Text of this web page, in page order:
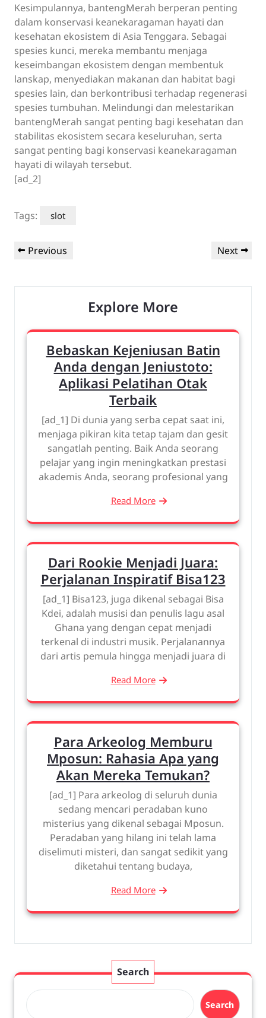
Kesimpulannya, bantengMerah berperan penting
dalam konservasi keanekaragaman hayati dan
kesehatan ekosistem di Asia Tenggara. Sebagai
spesies kunci, mereka membantu menjaga
keseimbangan ekosistem dengan membentuk
lanskap, menyediakan makanan dan habitat bagi
spesies lain, dan berkontribusi terhadap regenerasi
spesies tumbuhan. Melindungi dan melestarikan
bantengMerah sangat penting bagi kesehatan dan
stabilitas ekosistem secara keseluruhan, serta
sangat penting bagi konservasi keanekaragaman
hayati di wilayah tersebut.
[ad_2]
Tags: slot
Post
Previous
Previous
Next
Next
Explore More
Bebaskan Kejeniusan Batin
Anda dengan Jeniustoto:
Aplikasi Pelatihan Otak
Terbaik
[ad_1] Di dunia yang serba cepat saat ini,
menjaga pikiran kita tetap tajam dan gesit
sangatlah penting. Baik Anda seorang
pelajar yang ingin meningkatkan prestasi
akademis Anda, seorang profesional yang
Read More
Dari Rookie Menjadi Juara:
Perjalanan Inspiratif Bisa123
[ad_1] Bisa123, juga dikenal sebagai Bisa
Kdei, adalah musisi dan penulis lagu asal
Ghana yang dengan cepat menjadi
terkenal di industri musik. Perjalanannya
dari artis pemula hingga menjadi juara di
Read More
Para Arkeolog Memburu
Mposun: Rahasia Apa yang
Akan Mereka Temukan?
[ad_1] Para arkeolog di seluruh dunia
sedang mencari peradaban kuno
misterius yang dikenal sebagai Mposun.
Peradaban yang hilang ini telah lama
diselimuti misteri, dan sangat sedikit yang
diketahui tentang budaya,
Read More
Search
Search